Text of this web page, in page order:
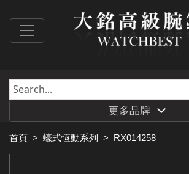
更多品牌
首頁 > 蠔式恆動系列 > RX014258